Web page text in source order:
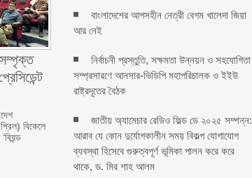
সম্পৃক্ত
বিকেলে
বাংলাদেশের আপসহীন নেত্রী বেগম খালেদা জিয়া
আর নেই
নির্বাচনী প্রস্তুতি, সক্ষমতা উন্নয়ন ও সহযোগিতা
সম্প্রসারণে আনসার-ভিডিপি মহাপরিচালক ও ইইউ
রাষ্ট্রদূতের বৈঠক
জাতীয় অ্যামেচার রেডিও ফিল্ড ডে ২০২৫ সম্পন্ন:
আরাব যে কোন দুর্যোগকালীন সময় বিকল্প যোগাযোগ
ব্যবস্থা হিসেবে গুরুত্বপূর্ণ ভূমিকা পালন করে করে
থাকে, ড. মির শাহ আলম